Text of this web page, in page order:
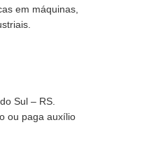
em máquinas,
Sul – RS.
ou paga auxílio